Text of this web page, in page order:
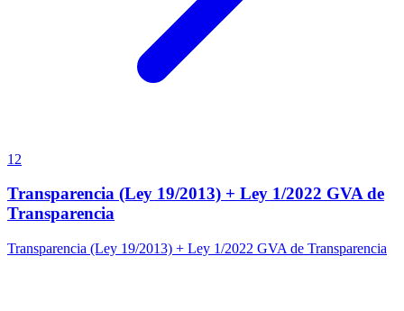
12
Transparencia (Ley 19/2013) + Ley 1/2022 GVA de
Transparencia
Transparencia (Ley 19/2013) + Ley 1/2022 GVA de Transparencia